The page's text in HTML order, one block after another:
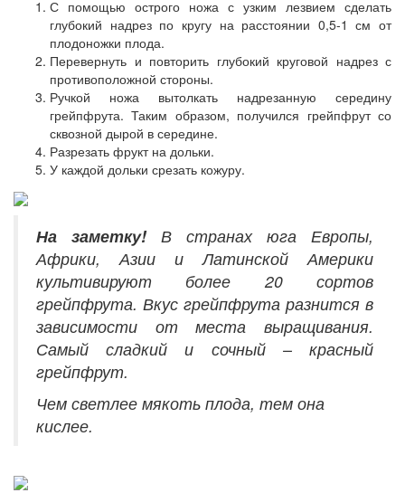
С помощью острого ножа с узким лезвием сделать
глубокий надрез по кругу на расстоянии 0,5-1 см от
плодоножки плода.
Перевернуть и повторить глубокий круговой надрез с
противоположной стороны.
Ручкой ножа вытолкать надрезанную середину
грейпфрута. Таким образом, получился грейпфрут со
сквозной дырой в середине.
Разрезать фрукт на дольки.
У каждой дольки срезать кожуру.
На заметку!В странах юга Европы,
Африки, Азии и Латинской Америки
культивируют более 20 сортов
грейпфрута. Вкус грейпфрута разнится в
зависимости от места выращивания.
Самый сладкий и сочный – красный
грейпфрут.
Чем светлее мякоть плода, тем она
кислее.